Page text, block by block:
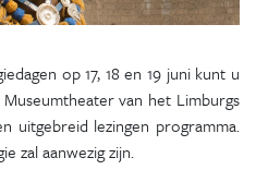
op 17, 18 en 19 juni kunt u
van het Limburgs
uitgebreid lezingen programma.
zal aanwezig zijn.